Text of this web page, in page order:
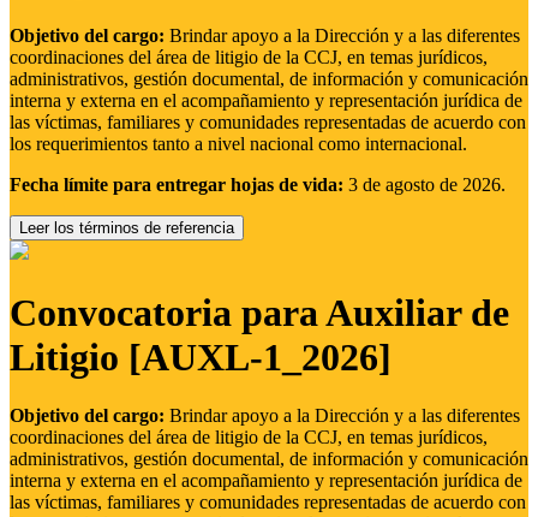
Objetivo del cargo: Brindar apoyo a la Dirección y a las diferentes
coordinaciones del área de litigio de la CCJ, en temas jurídicos,
administrativos, gestión documental, de información y comunicación
interna y externa en el acompañamiento y representación jurídica de
las víctimas, familiares y comunidades representadas de acuerdo con
los requerimientos tanto a nivel nacional como internacional.
Fecha límite para entregar hojas de vida: 3 de agosto de 2026.
Leer los términos de referencia
Convocatoria para Auxiliar de
Litigio [AUXL-1_2026]
Objetivo del cargo: Brindar apoyo a la Dirección y a las diferentes
coordinaciones del área de litigio de la CCJ, en temas jurídicos,
administrativos, gestión documental, de información y comunicación
interna y externa en el acompañamiento y representación jurídica de
las víctimas, familiares y comunidades representadas de acuerdo con